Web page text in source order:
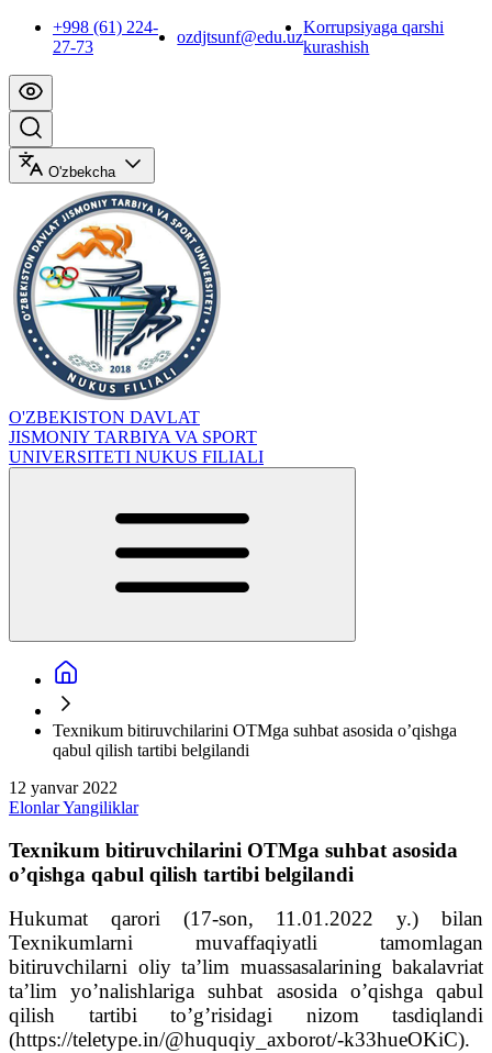
+998 (61) 224-
27-73
ozdjtsunf@edu.uz
Korrupsiyaga qarshi
kurashish
O'zbekcha
O'ZBEKISTON DAVLAT
JISMONIY TARBIYA VA SPORT
UNIVERSITETI NUKUS FILIALI
Texnikum bitiruvchilarini OTMga suhbat asosida o’qishga
qabul qilish tartibi belgilandi
12 yanvar 2022
ElonlarYangiliklar
Texnikum bitiruvchilarini OTMga suhbat asosida
o’qishga qabul qilish tartibi belgilandi
Hukumat qarori (17-son, 11.01.2022 y.) bilan
Texnikumlarni muvaffaqiyatli tamomlagan
bitiruvchilarni oliy ta’lim muassasalarining bakalavriat
ta’lim yo’nalishlariga suhbat asosida o’qishga qabul
qilish tartibi to’g’risidagi nizom tasdiqlandi
(https://teletype.in/@huquqiy_axborot/-k33hueOKiC).